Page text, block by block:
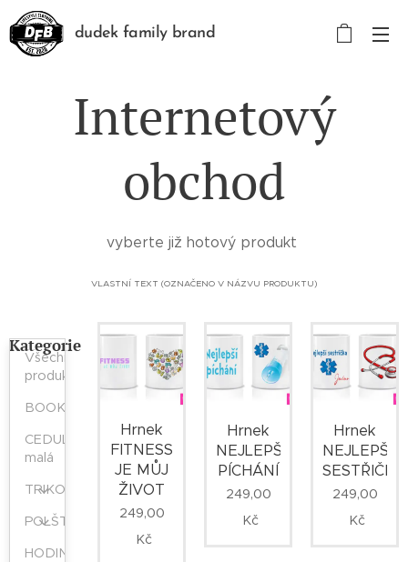
dudek family brand
Internetový
obchod
vyberte již hotový produkt
VLASTNÍ TEXT (OZNAČENO V NÁZVU PRODUKTU)
Kategorie
Všechny
produkty
BOOKMARK
CEDULE
malá
TRIKO
POLŠTÁŘEK
HODINY
Hrnek
FITNESS
JE MŮJ
ŽIVOT
249,00
Kč
Hrnek
NEJLEPŠÍ
PÍCHÁNÍ
249,00
Kč
Hrnek
NEJLEPŠÍ
SESTŘIČKA
249,00
Kč